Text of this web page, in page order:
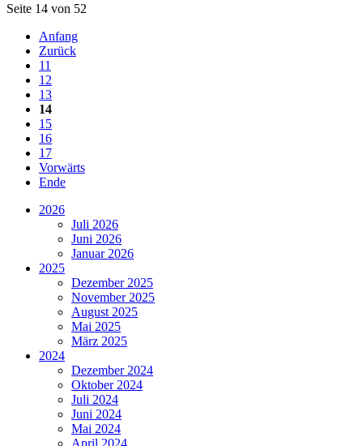
Seite 14 von 52
Anfang
Zurück
11
12
13
14
15
16
17
Vorwärts
Ende
2026
Juli 2026
Juni 2026
Januar 2026
2025
Dezember 2025
November 2025
August 2025
Mai 2025
März 2025
2024
Dezember 2024
Oktober 2024
Juli 2024
Juni 2024
Mai 2024